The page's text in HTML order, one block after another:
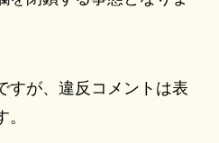
が、違反コメントは表